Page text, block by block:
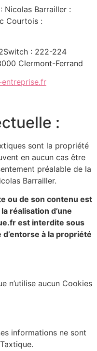
Nicolas Barrailler :
Courtois :
: 222-224
Clermont-Ferrand
:
sont la propriété
en aucun cas être
préalable de la
Barrailler.
ou de son contenu est
réalisation d’une
est interdite sous
à la propriété
n’utilise aucun Cookies
informations ne sont